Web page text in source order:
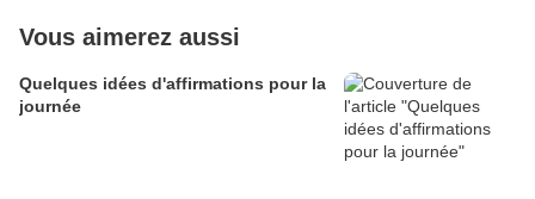
Vous aimerez aussi
Quelques idées d'affirmations pour la
journée